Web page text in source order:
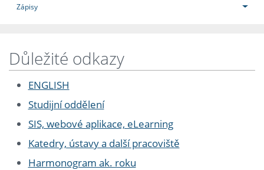
Zápisy
Důležité odkazy
ENGLISH
Studijní oddělení
SIS, webové aplikace, eLearning
Katedry, ústavy a další pracoviště
Harmonogram ak. roku